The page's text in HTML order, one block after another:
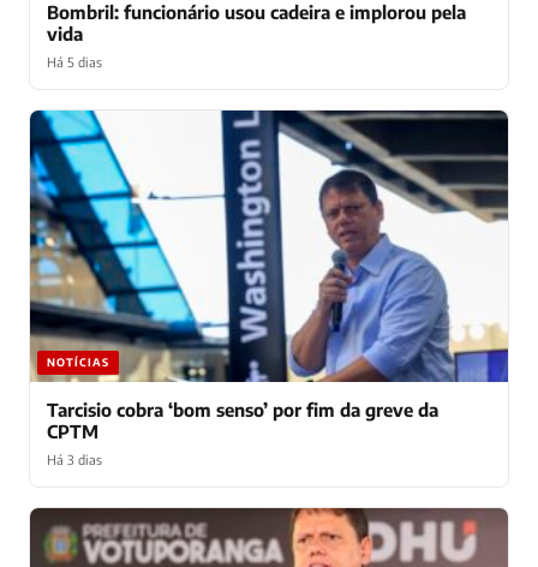
Bombril: funcionário usou cadeira e implorou pela
vida
Há 5 dias
NOTÍCIAS
Tarcisio cobra ‘bom senso’ por fim da greve da
CPTM
Há 3 dias